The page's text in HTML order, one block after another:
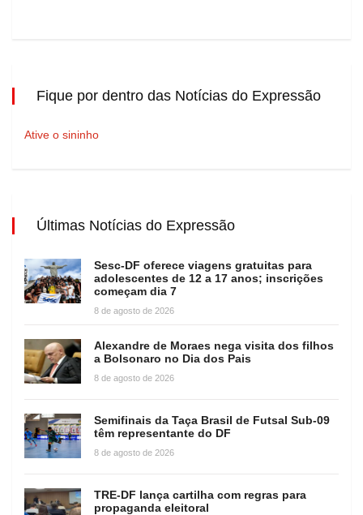
Fique por dentro das Notícias do Expressão
Ative o sininho
Últimas Notícias do Expressão
Sesc-DF oferece viagens gratuitas para
adolescentes de 12 a 17 anos; inscrições
começam dia 7
8 de agosto de 2026
Alexandre de Moraes nega visita dos filhos
a Bolsonaro no Dia dos Pais
8 de agosto de 2026
Semifinais da Taça Brasil de Futsal Sub-09
têm representante do DF
8 de agosto de 2026
TRE-DF lança cartilha com regras para
propaganda eleitoral